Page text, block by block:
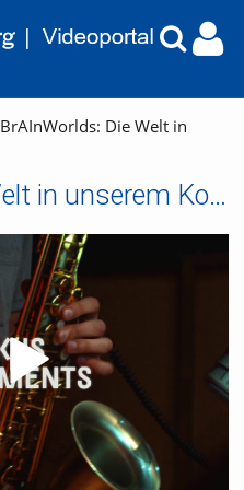
BrAInWorlds: Die Welt in
BrAInWorlds: Die Welt in unserem Kopf